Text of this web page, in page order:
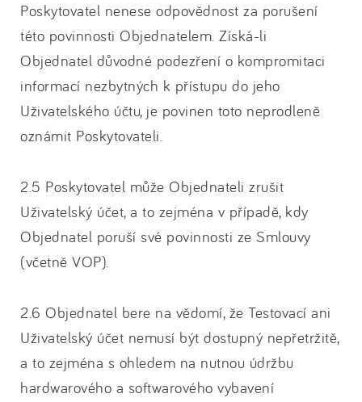
Poskytovatel nenese odpovědnost za porušení
této povinnosti Objednatelem. Získá-li
Objednatel důvodné podezření o kompromitaci
informací nezbytných k přístupu do jeho
Uživatelského účtu, je povinen toto neprodleně
oznámit Poskytovateli.
2.5 Poskytovatel může Objednateli zrušit
Uživatelský účet, a to zejména v případě, kdy
Objednatel poruší své povinnosti ze Smlouvy
(včetně VOP).
2.6 Objednatel bere na vědomí, že Testovací ani
Uživatelský účet nemusí být dostupný nepřetržitě,
a to zejména s ohledem na nutnou údržbu
hardwarového a softwarového vybavení